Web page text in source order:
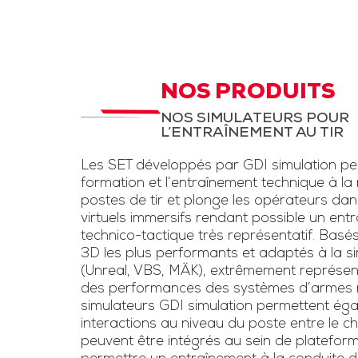
à la menace drone et
la lutte anti-drone.
Inclut un kit pour drone
brouilleur une voie
une simulation
l’usage de
voie »
NOS PRODUITS
NOS SIMULATEURS POUR
L’ENTRAÎNEMENT AU TIR
Les SET développés par GDI simulation
formation et l’entraînement technique à la
postes de tir et plonge les opérateurs
virtuels immersifs rendant possible un
technico-tactique très représentatif.
3D les plus performants et adaptés à la
(Unreal, VBS, MÄK), extrêmement
des performances des systèmes d’armes
simulateurs GDI simulation permettent
interactions au niveau du poste entre le
peuvent être intégrés au sein de